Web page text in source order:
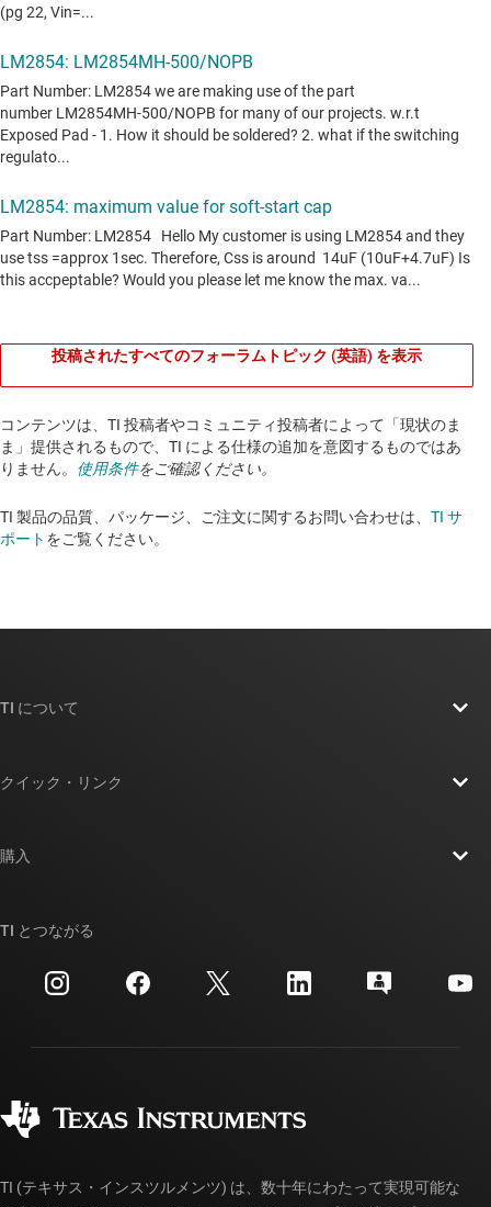
投稿されたすべてのフォーラムトピック (英語) を表示
コンテンツは、TI 投稿者やコミュニティ投稿者によって「現状のま
ま」提供されるもので、TI による仕様の追加を意図するものではあ
りません。 使用条件をご確認ください。
TI 製品の品質、パッケージ、ご注文に関するお問い合わせは、 TI サ
ポート をご覧ください。​​​​​​​​​​​​​​
TI について
投資家向け情報
製造
クイック・リンク
クロスリファレンス検索
カスタマー・サポート・センター
myTI アカウントの FAQ
購入
ご注文に関する FAQ
TI とつながる
TI (テキサス・インスツルメンツ) は、数十年にわたって実現可能な